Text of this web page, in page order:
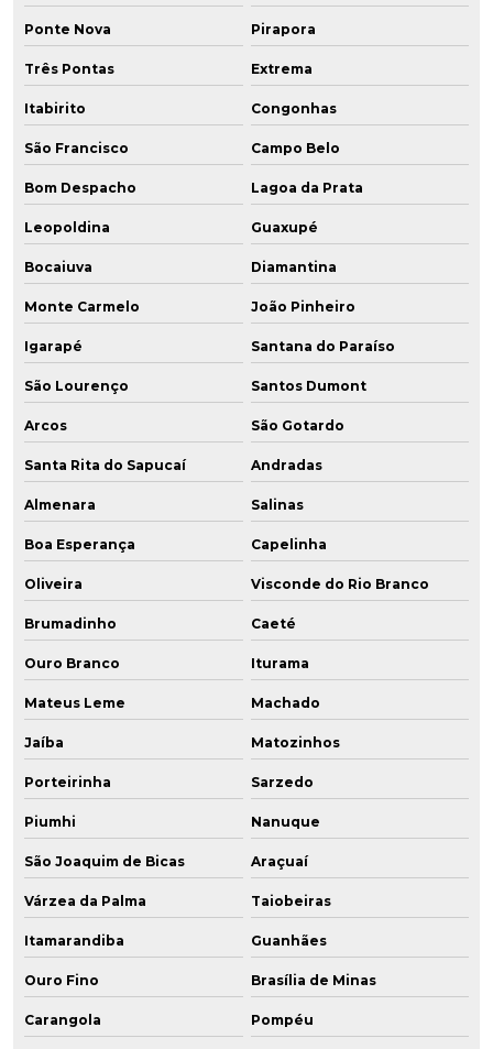
Ponte Nova Pirapora
Três Pontas Extrema
Itabirito Congonhas
São Francisco Campo Belo
Bom Despacho Lagoa da Prata
Leopoldina Guaxupé
Bocaiuva Diamantina
Monte Carmelo João Pinheiro
Igarapé Santana do Paraíso
São Lourenço Santos Dumont
Arcos São Gotardo
Santa Rita do Sapucaí Andradas
Almenara Salinas
Boa Esperança Capelinha
Oliveira Visconde do Rio Branco
Brumadinho Caeté
Ouro Branco Iturama
Mateus Leme Machado
Jaíba Matozinhos
Porteirinha Sarzedo
Piumhi Nanuque
São Joaquim de Bicas Araçuaí
Várzea da Palma Taiobeiras
Itamarandiba Guanhães
Ouro Fino Brasília de Minas
Carangola Pompéu